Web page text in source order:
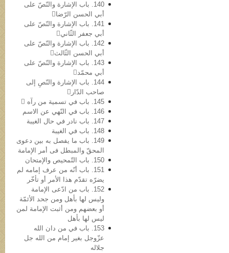
140. باب الإشارة والنّصّ علی
أبي الحسن الرّضا
141. باب الإشارة والنّصّ علی
أبي جعفر الثّاني
142. باب الإشارة والنّصّ علی
أبي الحسن الثّالث
143. باب الإشارة والنّصّ علی
أبي محمّد
144. باب الإشارة والنّصِ إلی
صاحب الدّار
145. باب في تسمیة من رآه 
146. باب في النّهي عن الاسم
147. باب نادر في حال الغیبة
148. باب في الغیبة
149. باب ما یفصل به بین دعوی
المحقّ والمبطل فی أمر الإمامة
150. باب التّمحیص والإمتحان
151. باب أنّه من عرف إمامه لم
یضرّه تقدّم هذا الأمر أو تأخّر
152. باب من ادّعی الإمامة
ولیس لها بأهل ومن جحد الأئمّة
أو بعضهم ومن أثبت الإمامة لمن
لیس لها بأهل
153. باب في من دان الله
عزّوجل بغیر إمام من الله جل
جلاله